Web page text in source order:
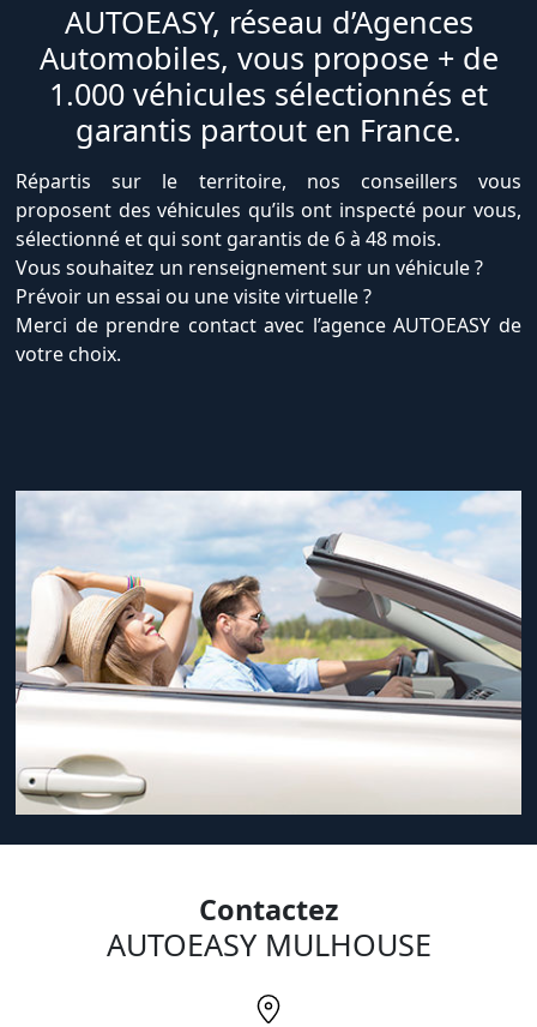
AUTOEASY, réseau d’Agences
Automobiles, vous propose + de
1.000 véhicules sélectionnés et
garantis partout en France.
Répartis sur le territoire, nos conseillers vous
proposent des véhicules qu’ils ont inspecté pour vous,
sélectionné et qui sont garantis de 6 à 48 mois.
Vous souhaitez un renseignement sur un véhicule ?
Prévoir un essai ou une visite virtuelle ?
Merci de prendre contact avec l’agence AUTOEASY de
votre choix.
Contactez
AUTOEASY MULHOUSE